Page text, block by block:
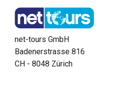
net-tours GmbH
Badenerstrasse 816
CH - 8048 Zürich